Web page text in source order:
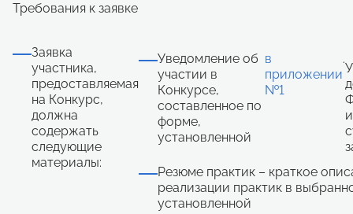
Требования к заявке
Заявка
участника,
предоставляемая
на Конкурс,
должна
содержать
следующие
материалы:
Уведомление об
участии в
Конкурсе,
составленное по
форме,
установленной
в
приложении
№1
.
Резюме практик – краткое
реализации практик в
установленной